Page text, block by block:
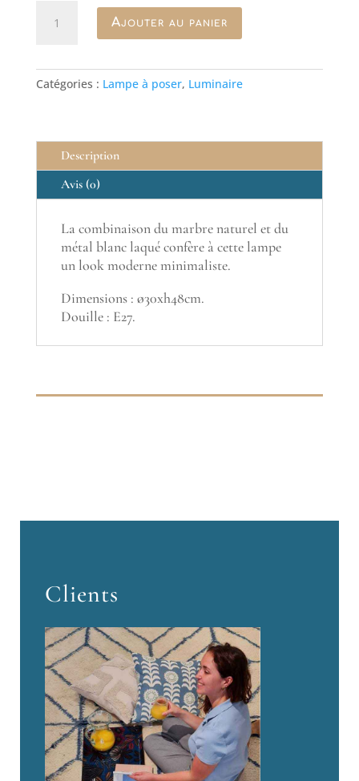
Hübsch
Ajouter au panier
Catégories : Lampe à poser, Luminaire
Description
Avis (0)
La combinaison du marbre naturel et du
métal blanc laqué confère à cette lampe
un look moderne minimaliste.
Dimensions : ø30xh48cm.
Douille : E27.
Clients